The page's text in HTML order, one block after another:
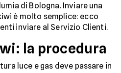
di Bologna. Inviare una
è molto semplice: ecco
inviare al Servizio Clienti.
la procedura
luce e gas deve passare in